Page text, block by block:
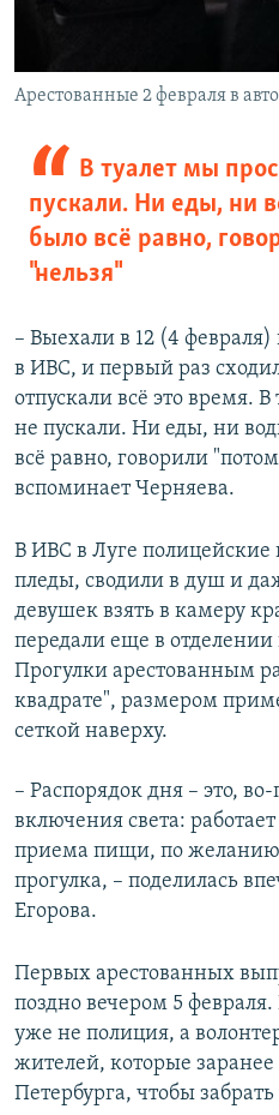
Арестованные 2 февраля в
В туалет мы
пускали. Ни еды, ни
было всё равно,
"нельзя"
– Выехали в 12 (4 февраля)
в ИВС, и первый раз
отпускали всё это время.
не пускали. Ни еды, ни
всё равно, говорили
вспоминает Черняева.
В ИВС в Луге
пледы, сводили в душ и
девушек взять в камеру
передали еще в
Прогулки арестованным
квадрате", размером
сеткой наверху.
– Распорядок дня – это,
включения света:
приема пищи, по
прогулка, – поделилась
Егорова.
Первых арестованных
поздно вечером 5
уже не полиция, а
жителей, которые
Петербурга, чтобы забрать